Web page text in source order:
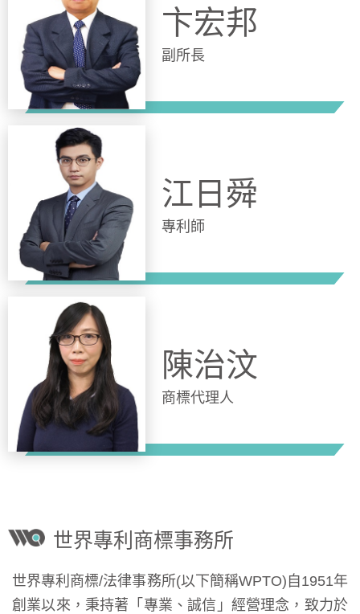
卞宏邦
副所長
江日舜
專利師
陳治汶
商標代理人
世界專利商標事務所
世界專利商標/法律事務所(以下簡稱WPTO)自1951年
創業以來，秉持著「專業、誠信」經營理念，致力於